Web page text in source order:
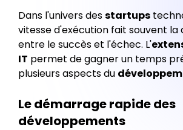
Dans l'univers desstartups
vitesse d'exécution fait souvent
entre le succès et l'échec. L'
IT permet de gagner un temps
plusieurs aspects du
Le démarrage rapide des
développements